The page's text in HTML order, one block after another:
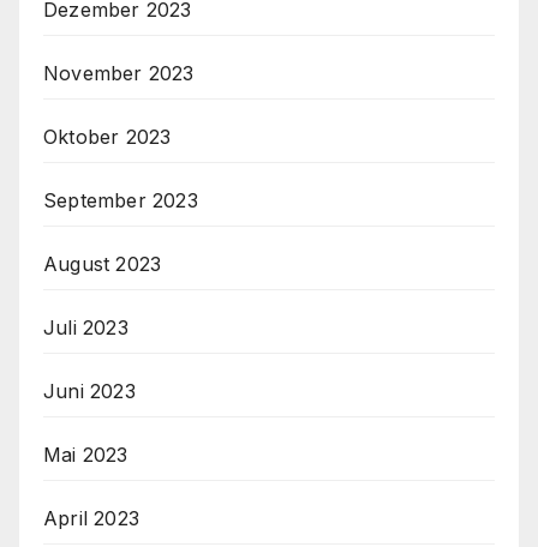
Dezember 2023
November 2023
Oktober 2023
September 2023
August 2023
Juli 2023
Juni 2023
Mai 2023
April 2023